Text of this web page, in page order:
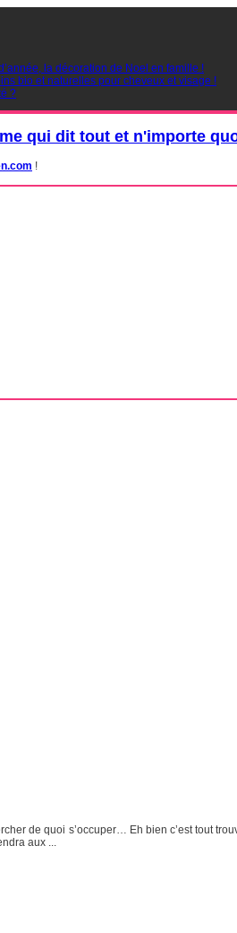
la décoration de Noel en famille !
bio et naturelles pour cheveux et visage !
?
qui dit tout et n'importe
!
de quoi s’occuper… Eh bien c’est tout
aux ...